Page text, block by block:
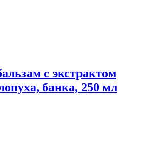
с экстрактом
банка, 250 мл